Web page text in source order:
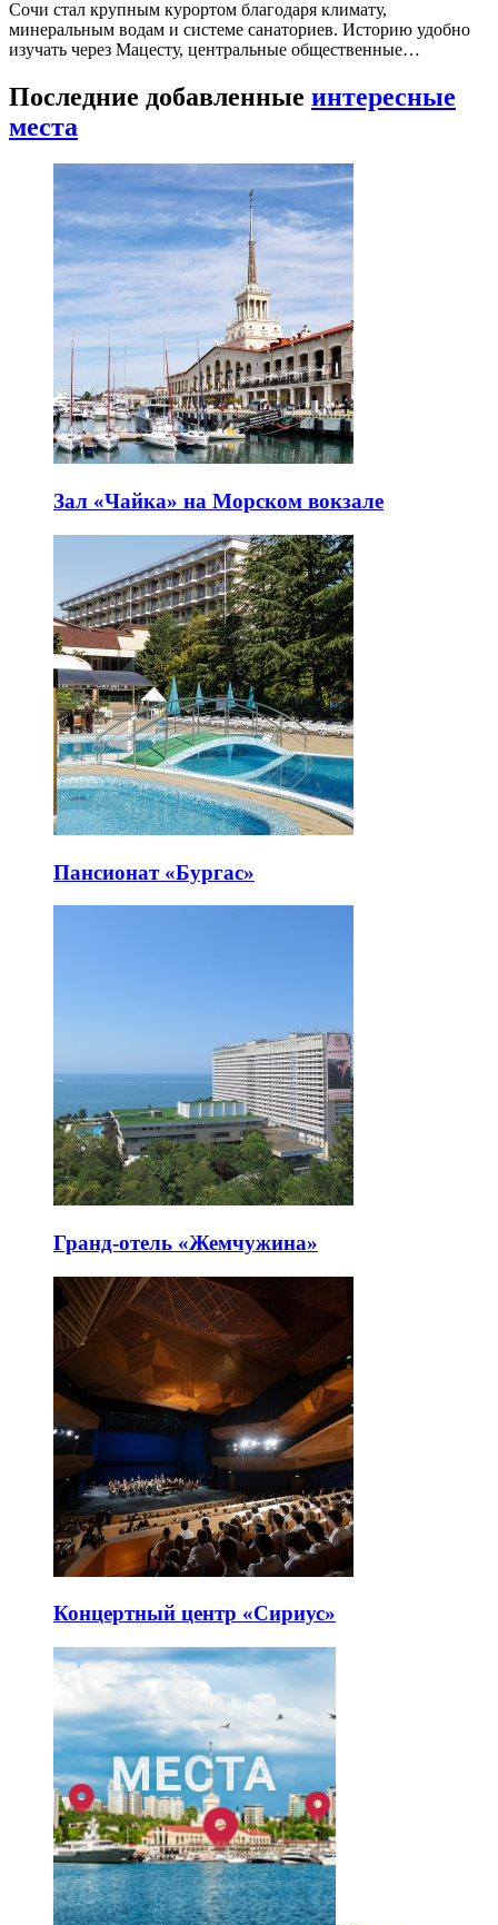
Сочи стал крупным курортом благодаря климату,
минеральным водам и системе санаториев. Историю удобно
изучать через Мацесту, центральные общественные…
Последние добавленные интересные
места
Зал «Чайка» на Морском вокзале
Пансионат «Бургас»
Гранд-отель «Жемчужина»
Концертный центр «Сириус»